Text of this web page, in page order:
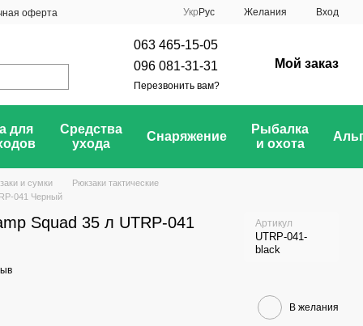
оферта Укр Рус Желания Вход
063 465-15-05
096 081-31-31
Перезвонить вам?
Мой заказ
для
Средства
ухода
Снаряжение
Рыбалка
и охота
и сумки
Рюкзаки тактические
041 Черный
Squad 35 л UTRP-041 Артикул
UTRP-041-
black
В желания